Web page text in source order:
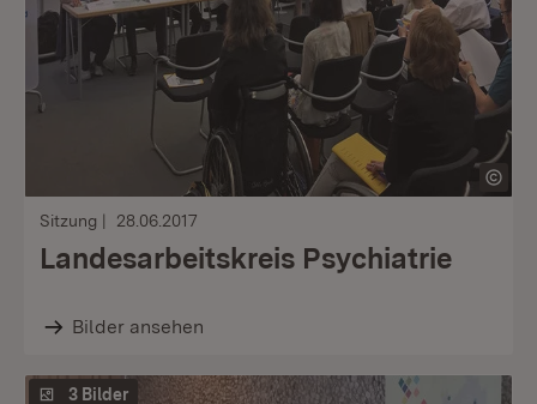
Sitzung 28.06.2017
Landesarbeitskreis Psychiatrie
Bilder ansehen
3 Bilder